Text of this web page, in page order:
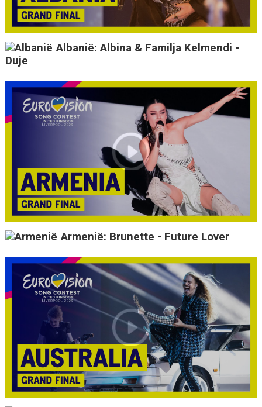
Albanië: Albina & Familja Kelmendi -
Duje
Armenië: Brunette - Future Lover